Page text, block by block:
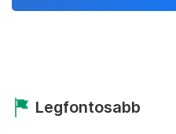
Legfontosabb